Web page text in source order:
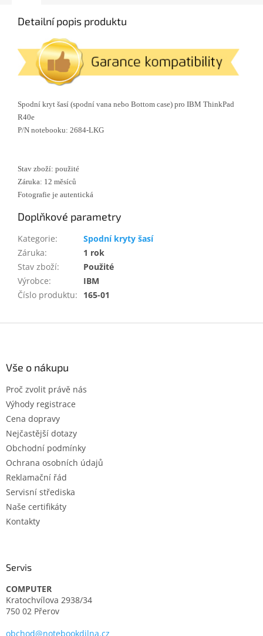
Detailní popis produktu
Spodní kryt šasí (spodní vana nebo Bottom case) pro IBM ThinkPad
R40e
P/N notebooku: 2684-LKG
Stav zboží: použité
Záruka: 12 měsíců
Fotografie je autentická
Doplňkové parametry
Kategorie:
Spodní kryty šasí
Záruka:
1 rok
Stav zboží:
Použité
Výrobce:
IBM
Číslo produktu: 165-01
Vše o nákupu
Proč zvolit právě nás
Výhody registrace
Cena dopravy
Nejčastější dotazy
Obchodní podmínky
Ochrana osobních údajů
Reklamační řád
Servisní střediska
Naše certifikáty
Kontakty
Servis
COMPUTER
Kratochvílova 2938/34
750 02 Přerov
obchod@notebookdilna.cz